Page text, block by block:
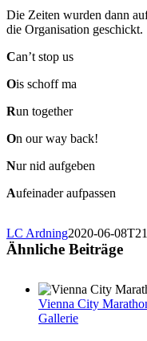
Die Zeiten wurden dann
die Organisation geschickt.
Can’t stop us
Ois schoff ma
Run together
On our way back!
Nur nid aufgeben
Aufeinader aufpassen
LC Ardning2020-06-
Ähnliche Beiträge
Vienna City
Gallerie